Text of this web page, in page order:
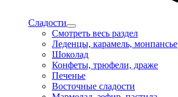
Сладости
Смотреть весь раздел
Леденцы, карамель, монпансье
Шоколад
Конфеты, трюфели, драже
Печенье
Восточные сладости